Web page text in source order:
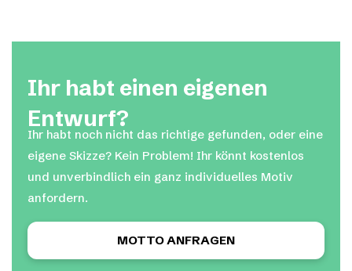
Ihr habt einen eigenen
Entwurf?
Ihr habt noch nicht das richtige gefunden, oder eine
eigene Skizze? Kein Problem! Ihr könnt kostenlos
und unverbindlich ein ganz individuelles Motiv
anfordern.
MOTTO ANFRAGEN